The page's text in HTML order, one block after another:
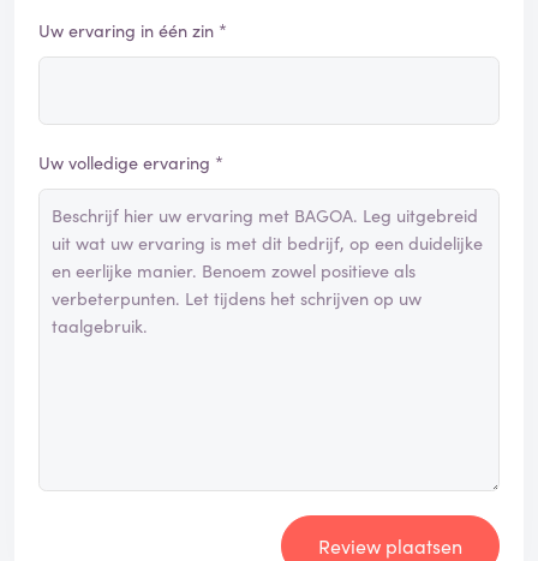
Uw ervaring in één zin *
Uw volledige ervaring *
Review plaatsen